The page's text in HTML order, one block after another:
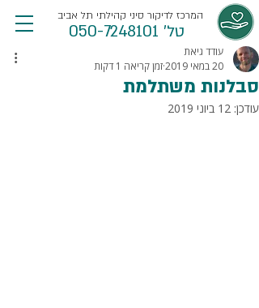
טל' 050-7248101
המרכז לדיקור סיני קהילתי תל אביב
סבלנות משתלמת
עודד גיאת
20 במאי 2019
זמן קריאה 1 דקות
עודכן: 12 ביוני 2019